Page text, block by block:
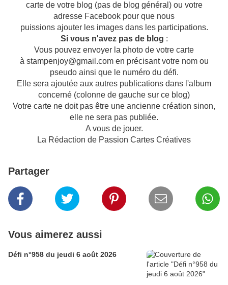
carte de votre blog (pas de blog général) ou votre
adresse Facebook pour que nous
puissions ajouter les images dans les participations.
Si vous n'avez pas de blog :
Vous pouvez envoyer la photo de votre carte
à stampenjoy@gmail.com en précisant votre nom ou
pseudo ainsi que le numéro du défi.
Elle sera ajoutée aux autres publications dans l'album
concerné (colonne de gauche sur ce blog)
Votre carte ne doit pas être une ancienne création sinon,
elle ne sera pas publiée.
A vous de jouer.
La Rédaction de Passion Cartes Créatives
Partager
Vous aimerez aussi
Défi n°958 du jeudi 6 août 2026